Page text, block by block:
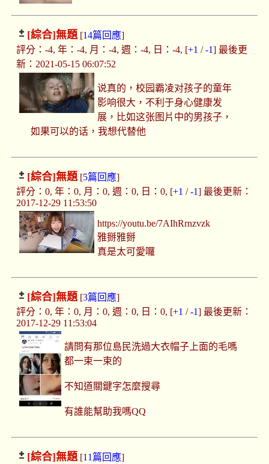
[綜合]無題[14篇回應]
評分：-4, 年：-4, 月：-4, 週：-4, 日：-4, [+1 /-1] 最後更
新：2021-05-15 06:07:52
说真的，校园霸凌对孩子的童年
影响很大，不利于身心健康发
展，比如这张图片中的男孩子，
如果可以的话，我想代替他
[綜合]無題[5篇回應]
評分：0, 年：0, 月：0, 週：0, 日：0, [+1 /-1] 最後更新：
2017-12-29 11:53:50
https://youtu.be/7AIhRrnzvzk
雅掰雅掰
真是太可愛囉
[綜合]無題[3篇回應]
評分：0, 年：0, 月：0, 週：0, 日：0, [+1 /-1] 最後更新：
2017-12-29 11:53:04
請問有那位島民洗過大衣帽子上面的毛嗎
都一束一束的
不知道關鍵字怎麼搜尋
有誰能幫助我嗎QQ
[綜合]無題[11篇回應]